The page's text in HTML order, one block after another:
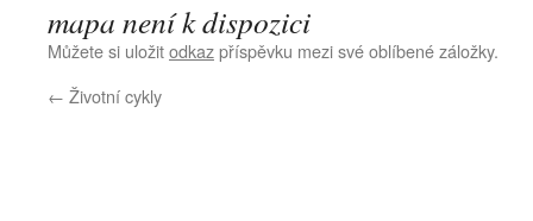
mapa není k dispozici
Můžete si uložitodkazpříspěvku mezi své oblíbené záložky.
← Životní cykly